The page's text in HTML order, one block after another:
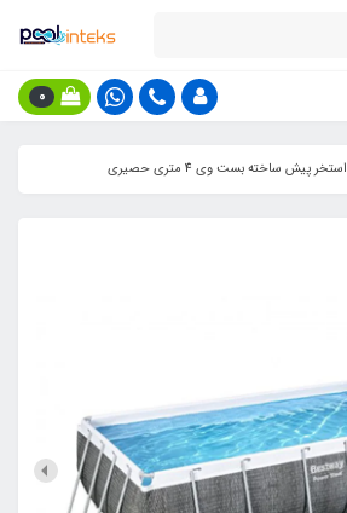
0
استخر پیش ساخته بست وی 4 متری حصیری